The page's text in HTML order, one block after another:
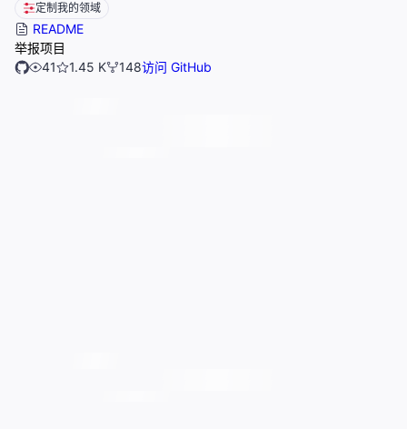
定制我的领域
README
举报项目
41
1.45 K 148访问 GitHub